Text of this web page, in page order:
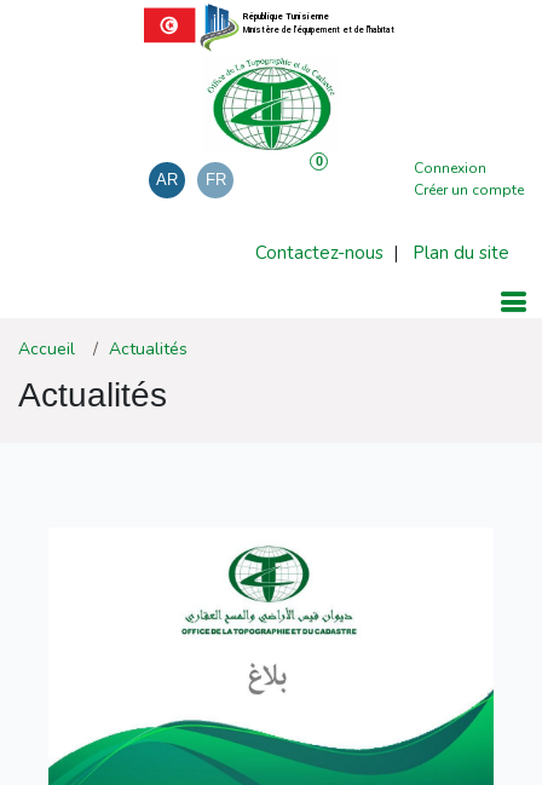
République Tunisienne
Ministère de l'équipement et de l'habitat
0
Connexion
Créer un compte
FR
AR
Contactez-nous | Plan du site
Accueil Actualités
Actualités